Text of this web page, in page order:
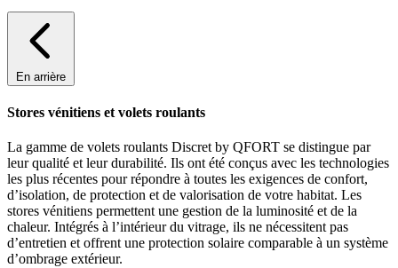
En arrière
Stores vénitiens et volets roulants
La gamme de volets roulants Discret by QFORT se distingue par
leur qualité et leur durabilité. Ils ont été conçus avec les technologies
les plus récentes pour répondre à toutes les exigences de confort,
d’isolation, de protection et de valorisation de votre habitat. Les
stores vénitiens permettent une gestion de la luminosité et de la
chaleur. Intégrés à l’intérieur du vitrage, ils ne nécessitent pas
d’entretien et offrent une protection solaire comparable à un système
d’ombrage extérieur.